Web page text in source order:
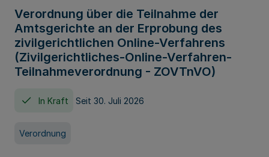
Verordnung über die Teilnahme der
Amtsgerichte an der Erprobung des
zivilgerichtlichen Online-Verfahrens
(Zivilgerichtliches-Online-Verfahren-
Teilnahmeverordnung - ZOVTnVO)
In Kraft Seit 30. Juli 2026
Verordnung